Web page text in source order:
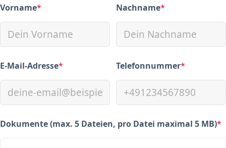
Vorname*
(required) Nachname*
(required)
E-Mail-Adresse*
(required) Telefonnummer*
(required)
Dokumente (max. 5 Dateien, pro Datei maximal 5 MB)*
(required)